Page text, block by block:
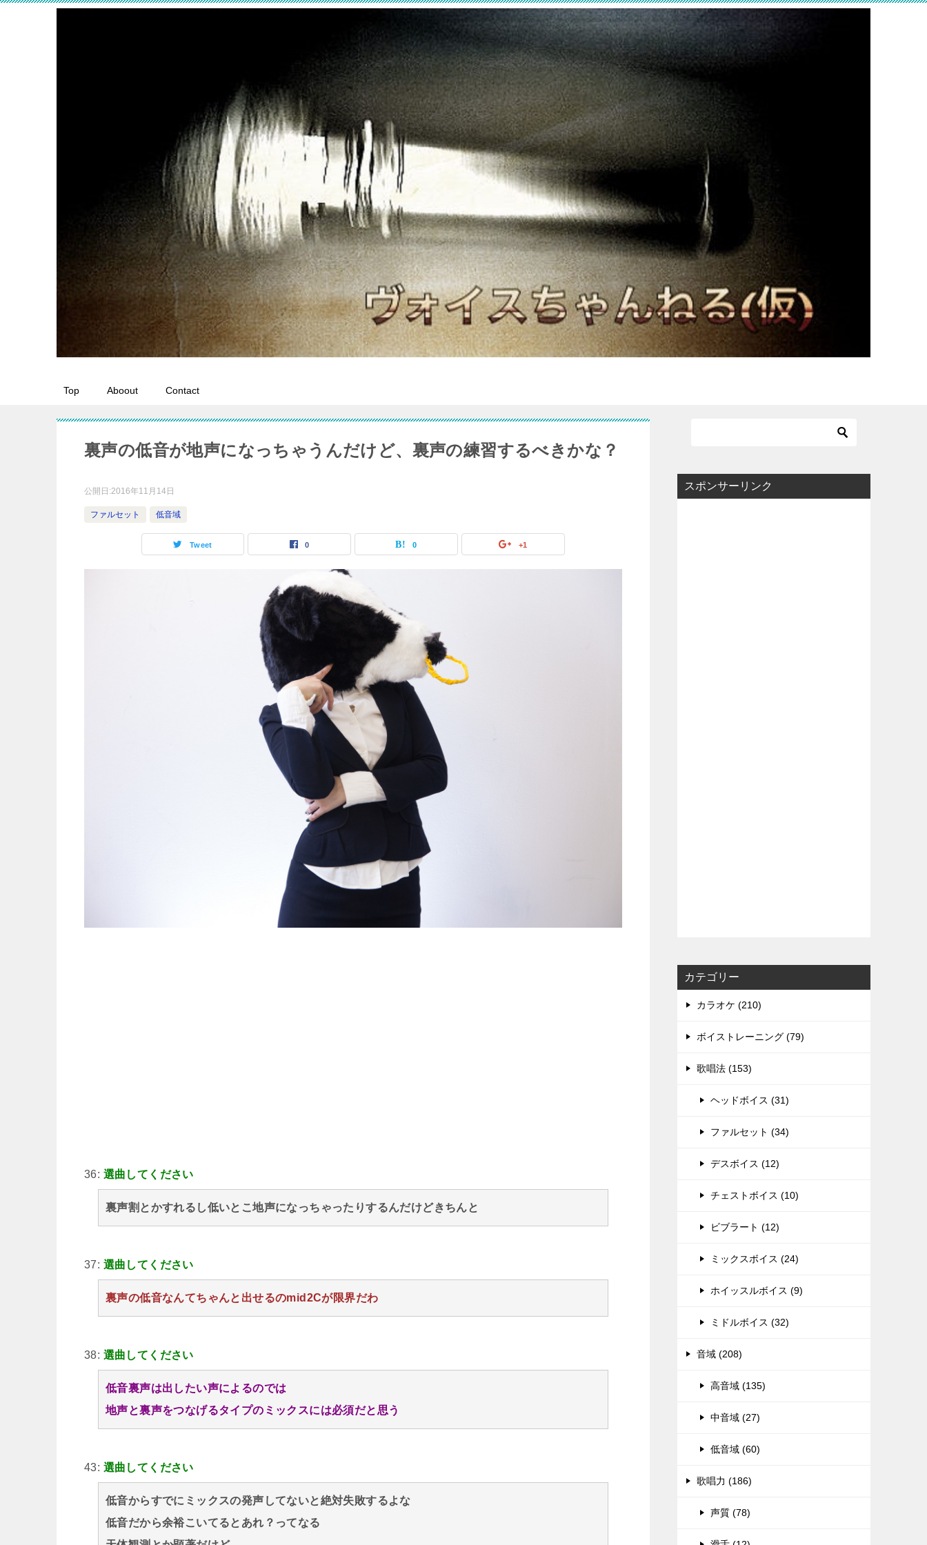
Top Aboout Contact
裏声の低音が地声になっちゃうんだけど、裏声の練習するべきかな？
公開日:2016年11月14日
ファルセット 低音域
Tweet 0 0 +1
36: 選曲してください
裏声割とかすれるし低いとこ地声になっちゃったりするんだけどきちんと
37: 選曲してください
裏声の低音なんてちゃんと出せるのmid2Cが限界だわ
38: 選曲してください
低音裏声は出したい声によるのでは
地声と裏声をつなげるタイプのミックスには必須だと思う
43: 選曲してください
低音からすでにミックスの発声してないと絶対失敗するよな
低音だから余裕こいてるとあれ？ってなる
スポンサーリンク
カテゴリー
カラオケ (210)
ボイストレーニング (79)
歌唱法 (153)
ヘッドボイス (31)
ファルセット (34)
デスボイス (12)
チェストボイス (10)
ビブラート (12)
ミックスボイス (24)
ホイッスルボイス (9)
ミドルボイス (32)
音域 (208)
高音域 (135)
中音域 (27)
低音域 (60)
歌唱力 (186)
声質 (78)